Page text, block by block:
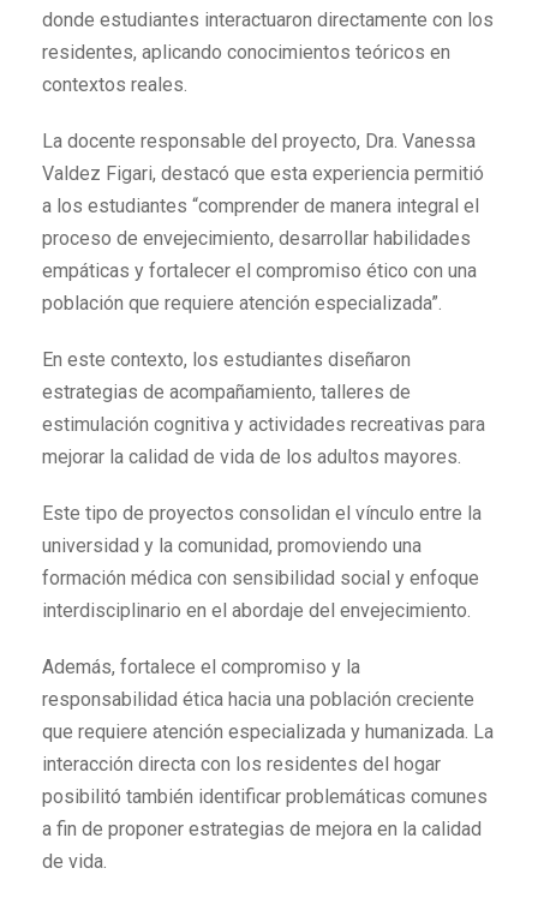
donde estudiantes interactuaron directamente con los
residentes, aplicando conocimientos teóricos en
contextos reales.
La docente responsable del proyecto, Dra. Vanessa
Valdez Figari, destacó que esta experiencia permitió
a los estudiantes “comprender de manera integral el
proceso de envejecimiento, desarrollar habilidades
empáticas y fortalecer el compromiso ético con una
población que requiere atención especializada”.
En este contexto, los estudiantes diseñaron
estrategias de acompañamiento, talleres de
estimulación cognitiva y actividades recreativas para
mejorar la calidad de vida de los adultos mayores.
Este tipo de proyectos consolidan el vínculo entre la
universidad y la comunidad, promoviendo una
formación médica con sensibilidad social y enfoque
interdisciplinario en el abordaje del envejecimiento.
Además, fortalece el compromiso y la
responsabilidad ética hacia una población creciente
que requiere atención especializada y humanizada. La
interacción directa con los residentes del hogar
posibilitó también identificar problemáticas comunes
a fin de proponer estrategias de mejora en la calidad
de vida.